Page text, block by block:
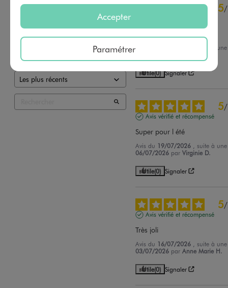
4étoiles
0
2étoiles
0
1étoile
Trier les avis
5/
, suite à
Utile(0) Signaler
5/
Avis vérifié et récompensé
Super pour l été
Avis du 19/07/2026
, suite à
06/07/2026 parVirginie D.
Utile(0) Signaler
5/
Avis vérifié et récompensé
Très joli
Avis du 16/07/2026
, suite à
03/07/2026 parAnne Marie H.
Utile(0) Signaler
Accepter
Paramétrer